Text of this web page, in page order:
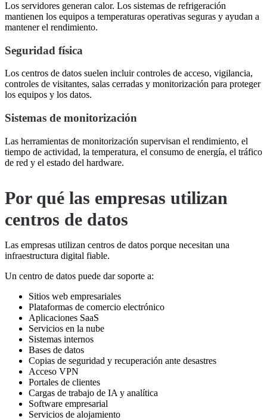
Los servidores generan calor. Los sistemas de refrigeración
mantienen los equipos a temperaturas operativas seguras y ayudan a
mantener el rendimiento.
Seguridad física
Los centros de datos suelen incluir controles de acceso, vigilancia,
controles de visitantes, salas cerradas y monitorización para proteger
los equipos y los datos.
Sistemas de monitorización
Las herramientas de monitorización supervisan el rendimiento, el
tiempo de actividad, la temperatura, el consumo de energía, el tráfico
de red y el estado del hardware.
Por qué las empresas utilizan
centros de datos
Las empresas utilizan centros de datos porque necesitan una
infraestructura digital fiable.
Un centro de datos puede dar soporte a:
Sitios web empresariales
Plataformas de comercio electrónico
Aplicaciones SaaS
Servicios en la nube
Sistemas internos
Bases de datos
Copias de seguridad y recuperación ante desastres
Acceso VPN
Portales de clientes
Cargas de trabajo de IA y analítica
Software empresarial
Servicios de alojamiento